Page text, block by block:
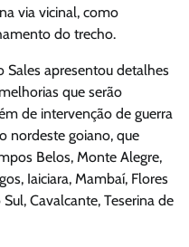
via vicinal, como
do trecho.
Sales apresentou detalhes
que serão
de intervenção de guerra
nordeste goiano, que
Belos, Monte Alegre,
Iaiciara, Mambaí, Flores
Cavalcante, Teserina de